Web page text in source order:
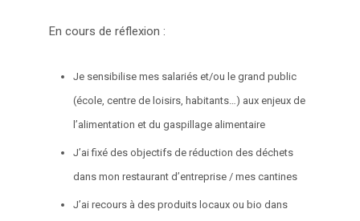
En cours de réflexion :
Je sensibilise mes salariés et/ou le grand public
(école, centre de loisirs, habitants…) aux enjeux de
l’alimentation et du gaspillage alimentaire
J’ai fixé des objectifs de réduction des déchets
dans mon restaurant d’entreprise / mes cantines
J’ai recours à des produits locaux ou bio dans